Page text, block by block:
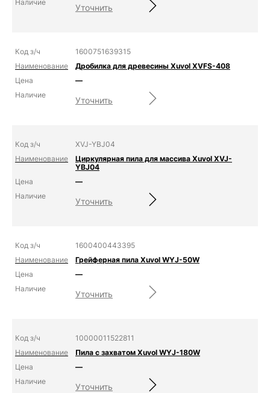
Уточнить
1600751639315
Дробилка для древесины Xuvol XVFS-408
—
Уточнить
XVJ-YBJ04
Циркулярная пила для массива Xuvol XVJ-
YBJ04
—
Уточнить
1600400443395
Грейферная пила Xuvol WYJ-50W
—
Уточнить
10000011522811
Пила с захватом Xuvol WYJ-180W
—
Уточнить